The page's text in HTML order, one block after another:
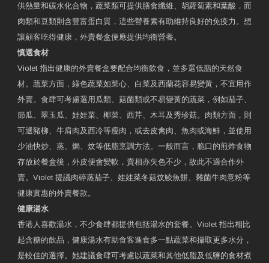
供熱量和碳水化合物，蔬菜類可提供膳食纖維、胡蘿蔔素和葉酸，而
肉類和豆類則含豐富蛋白質，這些營養素有助維持良好的免疫力。想
讓顧客吃得健康，外賣餐盒便應提供均衡營養。
慎選食材
Violet 指出健康的外賣餐盒要配合均衡飲食，並多選低脂的天然食
材。蔬菜方面，綠色蔬菜如菜心、白菜及西蘭花容易變黃，不宜用作
外賣。食肆可考慮選用瓜類、菇菌類或不易變黃的蔬菜，例如茄子、
節瓜、翠玉瓜、娃娃菜、椰菜、西芹、木耳及秀珍菇。肉類方面，則
可選豬柳、牛肩肉及西冷等瘦肉，或去皮禽肉、魚肉或海鮮，並使用
少油快炒、蒸、焗、炆等低脂烹調方法。一般而言，脆口的煎炸食物
存放於餐盒後，外皮便會變軟，賣相亦失色不少，故此不適合作外
賣。Violet 提議肉碎蒸茄子、娃娃菜冬菇炆鯪魚餅、雜菌牛肉意粉等
健康實惠的外賣餐款。
健康湯水
香港人喜歡湯水，不少食肆都提供包括湯水的套餐。Violet 指出相比
起含糖的飲品，健康湯水有助食客進食多一點蔬菜和攝取更多水分，
是較佳的選擇。她建議食肆可考慮以蔬菜和其他低脂及低鹽的食材煮